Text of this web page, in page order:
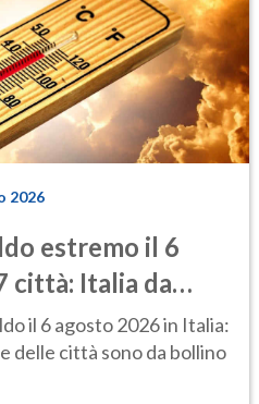
2026
estremo il 6
città: Italia da
il 6 agosto 2026 in Italia:
delle città sono da bollino